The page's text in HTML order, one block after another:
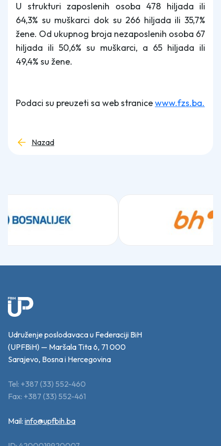
U strukturi zaposlenih osoba 478 hiljada ili
64,3% su muškarci dok su 266 hiljada ili 35,7%
žene. Od ukupnog broja nezaposlenih osoba 67
hiljada ili 50,6% su muškarci, a 65 hiljada ili
49,4% su žene.
Podaci su preuzeti sa web stranicewww.fzs.ba.
Nazad
Udruženje poslodavaca u Federaciji BiH
(UPFBiH) — Maršala Tita 6, 71 000
Sarajevo, Bosna i Hercegovina
Tel: +387 (33) 552-460
Fax: +387 (33) 552-461
Mail: info@upfbih.ba